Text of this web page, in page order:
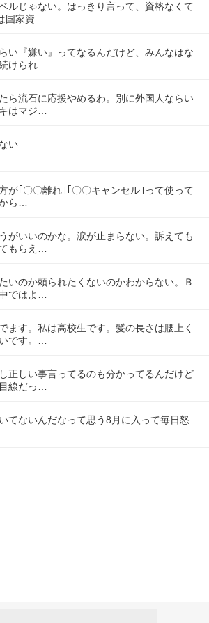
ルじゃない。はっきり言って、資格なくて
国家資…
い『嫌い』ってなるんだけど、みんなはな
けられ…
ら流石に応援やめるわ。別に外国人ならい
はマジ…
い
が｢〇〇離れ｣｢〇〇キャンセル｣って使って
ら…
がいいのかな。涙が止まらない。訴えても
もらえ…
いのか頼られたくないのかわからない。Ｂ
ではよ…
ます。私は高校生です。髪の長さは腰上く
です。…
正しい事言ってるのも分かってるんだけど
線だっ…
てないんだなって思う8月に入って毎日怒